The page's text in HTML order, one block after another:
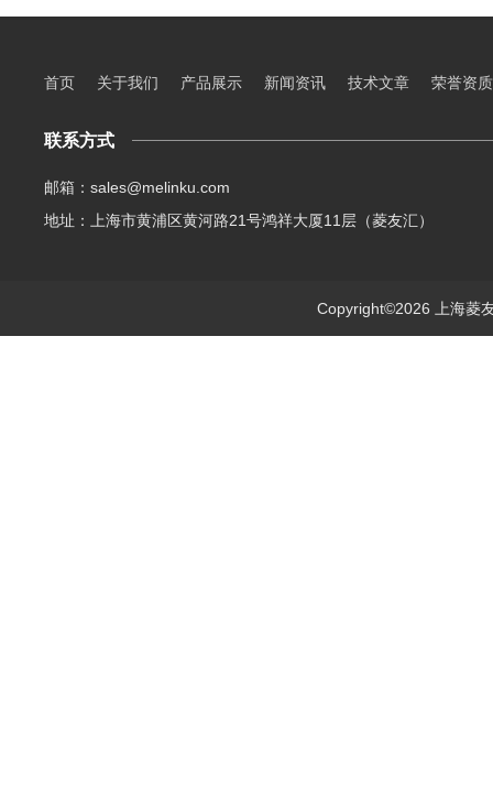
首页 关于我们 产品展示 新闻资讯 技术文章 荣誉资质
联系方式
邮箱：sales@melinku.com
地址：上海市黄浦区黄河路21号鸿祥大厦11层（菱友汇）
Copyright©2026 上海菱